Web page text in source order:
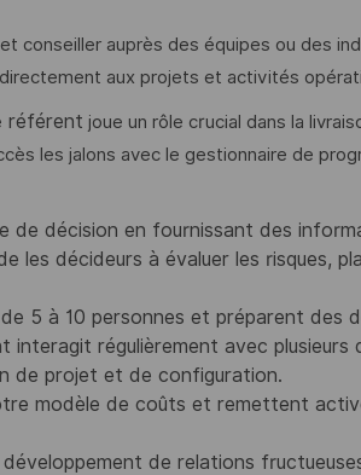
conseiller auprès des équipes ou des
aux projets et activités
référent joue un rôle crucial dans la
les jalons avec le gestionnaire de
de décision en fournissant des
les décideurs à évaluer les risques,
5 à 10 personnes et préparent des
interagit régulièrement avec
de projet et de configuration.
modèle de coûts et remettent
de relations